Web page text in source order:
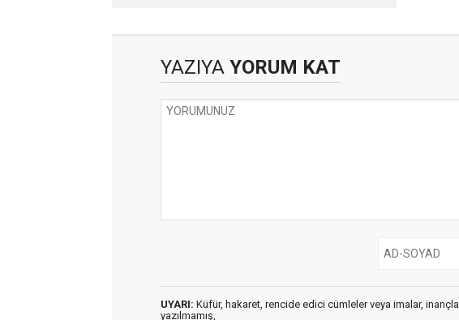
YAZIYA YORUM KAT
UYARI: Küfür, hakaret, rencide edici cümleler veya imalar,
yazılmamış,